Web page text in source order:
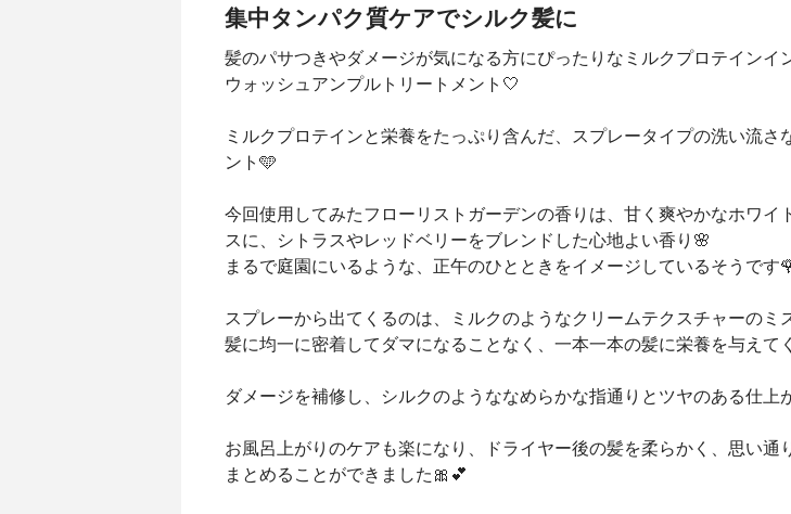
集中タンパク質ケアでシルク髪に
髪のパサつきやダメージが気になる方にぴったりなミルクプロテインイ
ウォッシュアンプルトリートメント🤍
ミルクプロテインと栄養をたっぷり含んだ、スプレータイプの洗い流さ
ント🩵
今回使用してみたフローリストガーデンの香りは、甘く爽やかなホワイ
スに、シトラスやレッドベリーをブレンドした心地よい香り🌸
まるで庭園にいるような、正午のひとときをイメージしているそうです
スプレーから出てくるのは、ミルクのようなクリームテクスチャーのミ
髪に均一に密着してダマになることなく、一本一本の髪に栄養を与えて
ダメージを補修し、シルクのようななめらかな指通りとツヤのある仕上
お風呂上がりのケアも楽になり、ドライヤー後の髪を柔らかく、思い通
まとめることができました🎀💕